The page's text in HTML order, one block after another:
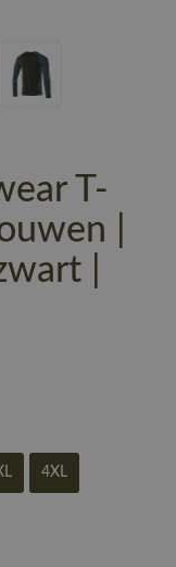
T-
|
|
4XL